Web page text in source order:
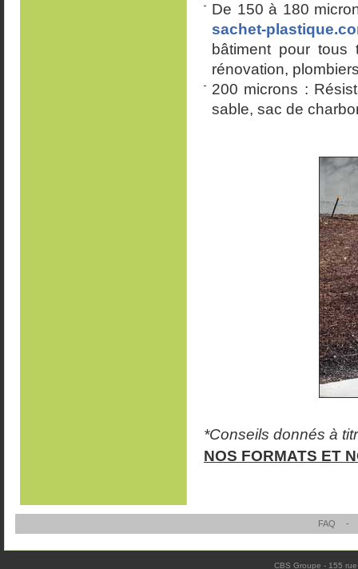
De 150 à 180
sachet-
bâtiment pour
rénovation,
200 microns :
sable, sac de
*Conseils donnés à
NOS FORMATS ET
FAQ -
CBS Groupe - 155